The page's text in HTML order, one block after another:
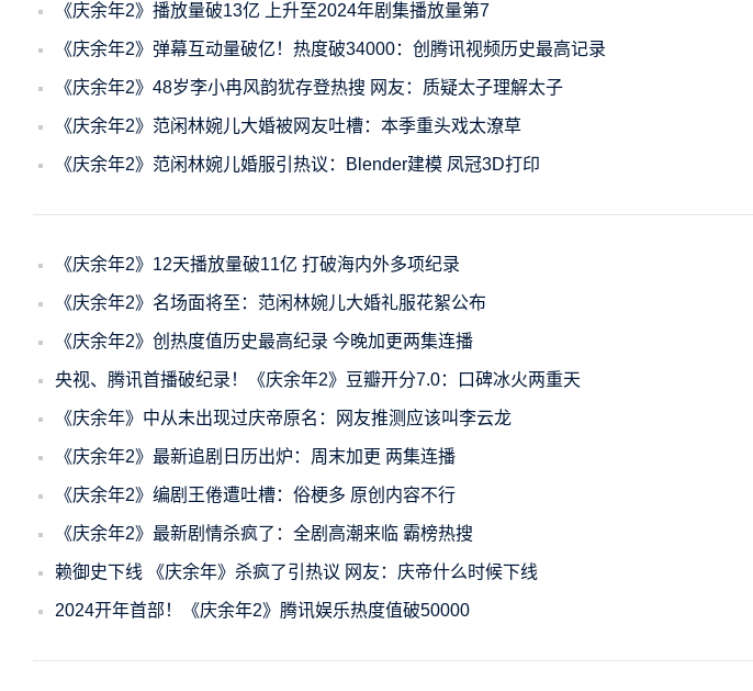
《庆余年2》播放量破13亿 上升至2024年剧集播放量第7
《庆余年2》弹幕互动量破亿！热度破34000：创腾讯视频历史最高记录
《庆余年2》48岁李小冉风韵犹存登热搜 网友：质疑太子理解太子
《庆余年2》范闲林婉儿大婚被网友吐槽：本季重头戏太潦草
《庆余年2》范闲林婉儿婚服引热议：Blender建模 凤冠3D打印
《庆余年2》12天播放量破11亿 打破海内外多项纪录
《庆余年2》名场面将至：范闲林婉儿大婚礼服花絮公布
《庆余年2》创热度值历史最高纪录 今晚加更两集连播
央视、腾讯首播破纪录！《庆余年2》豆瓣开分7.0：口碑冰火两重天
《庆余年》中从未出现过庆帝原名：网友推测应该叫李云龙
《庆余年2》最新追剧日历出炉：周末加更 两集连播
《庆余年2》编剧王倦遭吐槽：俗梗多 原创内容不行
《庆余年2》最新剧情杀疯了：全剧高潮来临 霸榜热搜
赖御史下线 《庆余年》杀疯了引热议 网友：庆帝什么时候下线
2024开年首部！《庆余年2》腾讯娱乐热度值破50000